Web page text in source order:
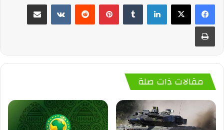
لينكدإن بينتيريست
مقالات ذات صلة